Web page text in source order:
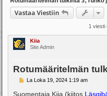
Vastaa Viestiin
1 viesti
Kiia
Site Admin
Rotumääritelmän
V
e
La Loka 19, 2024 1:19 am
Suomentaja Kiia (kiitos